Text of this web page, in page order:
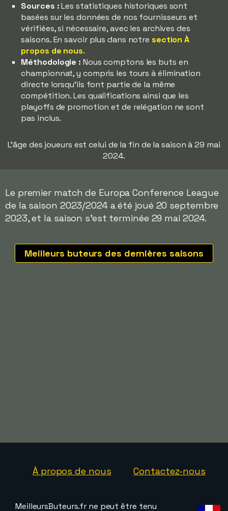
Sources :Les statistiques historiques sont
basées sur les données de nos fournisseurs et
vérifiées, si nécessaire, avec les archives des
saisons. En savoir plus dans notre section À
propos de nous.
Méthodologie : Nous comptons les buts en
championnat, y compris les tours à élimination
directe lorsqu'ils font partie de la même
compétition. Les qualifications ainsi que les
playoffs de promotion et de relégation ne sont
pas inclus.
L'âge des joueurs est celui de la fin de la saison à 29 mai
2024.
Le premier match de Europa Conference League
de la saison 2023/2024 a été joué 20 septembre
2023, et la saison s'est terminée 29 mai 2024.
Meilleurs buteurs des dernières saisons
À propos de nous Contactez-nous
MeilleursButeurs.fr ne peut être tenu